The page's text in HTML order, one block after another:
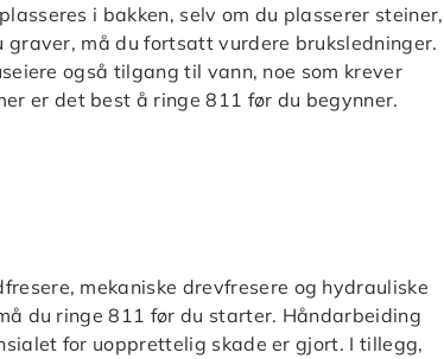
i bakken, selv om du plasserer steiner,
må du fortsatt vurdere bruksledninger.
også tilgang til vann, noe som krever
er det best å ringe 811 før du begynner.
mekaniske drevfresere og hydrauliske
du ringe 811 før du starter. Håndarbeiding
for uopprettelig skade er gjort. I tillegg,